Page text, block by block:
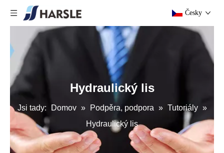
Česky
Hydraulický lis
Jsi tady: Domov » Podpěra, podpora » Tutoriály »
Hydraulický lis